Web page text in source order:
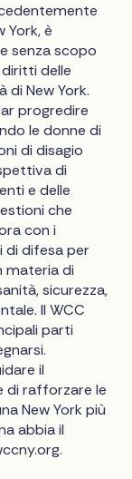
York, è
senza scopo
delle
New York.
progredire
le donne di
di disagio
di
e delle
che
con i
di difesa per
materia di
sicurezza,
Il WCC
parti
il
di rafforzare le
New York più
abbia il